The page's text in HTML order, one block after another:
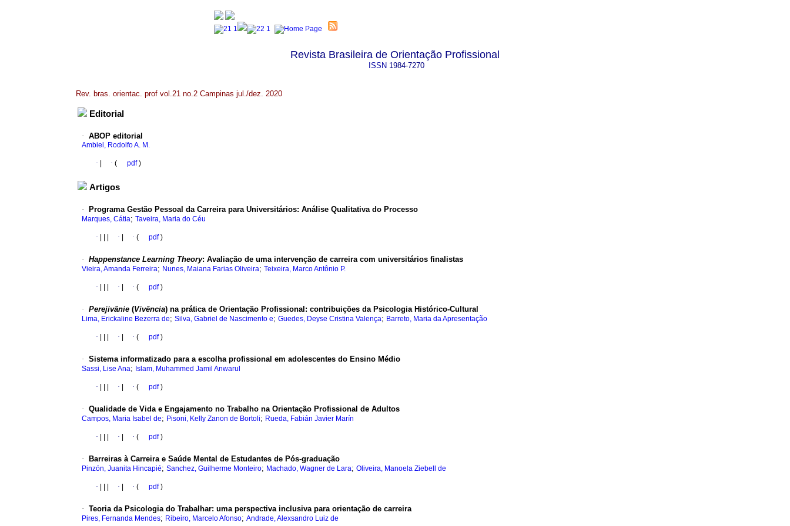
Revista Brasileira de Orientação Profissional
ISSN 1984-7270
Rev. bras. orientac. prof vol.21 no.2 Campinas jul./dez. 2020
Editorial
· ABOP editorial
Ambiel, Rodolfo A. M.
· · ( pdf)
Artigos
· Programa Gestão Pessoal da Carreira para Universitários: Análise Qualitativa do Processo
Marques, Cátia; Taveira, Maria do Céu
· · · ( pdf)
· Happenstance Learning Theory: Avaliação de uma intervenção de carreira com universitários finalistas
Vieira, Amanda Ferreira; Nunes, Maiana Farias Oliveira; Teixeira, Marco Antônio P.
· · · ( pdf)
· Perejivânie (Vivência) na prática de Orientação Profissional: contribuições da Psicologia Histórico-Cultural
Lima, Erickaline Bezerra de; Silva, Gabriel de Nascimento e; Guedes, Deyse Cristina Valença; Barreto, Maria da Apresentação
· · · ( pdf)
· Sistema informatizado para a escolha profissional em adolescentes do Ensino Médio
Sassi, Lise Ana; Islam, Muhammed Jamil Anwarul
· · · ( pdf)
· Qualidade de Vida e Engajamento no Trabalho na Orientação Profissional de Adultos
Campos, Maria Isabel de; Pisoni, Kelly Zanon de Bortoli; Rueda, Fabián Javier Marín
· · · ( pdf)
· Barreiras à Carreira e Saúde Mental de Estudantes de Pós-graduação
Pinzón, Juanita Hincapié; Sanchez, Guilherme Monteiro; Machado, Wagner de Lara; Oliveira, Manoela Ziebell de
· · · ( pdf)
· Teoria da Psicologia do Trabalhar: uma perspectiva inclusiva para orientação de carreira
Pires, Fernanda Mendes; Ribeiro, Marcelo Afonso; Andrade, Alexsandro Luiz de